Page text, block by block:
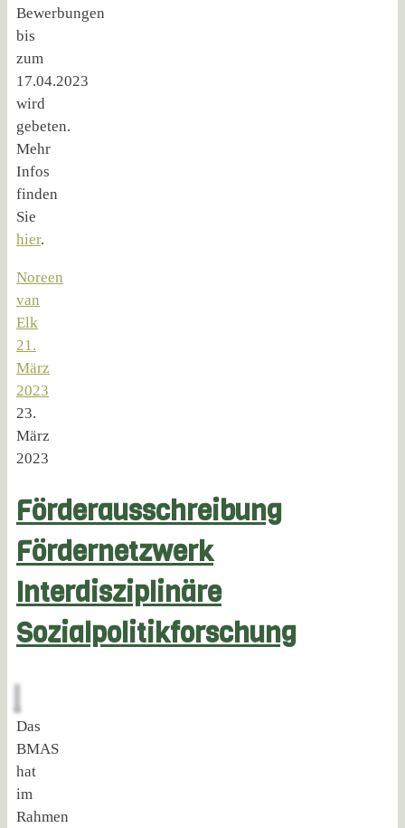
Bewerbungen
bis
zum
17.04.2023
wird
gebeten.
Mehr
Infos
finden
Sie
hier.
Noreen
van
Elk
21.
März
2023
23.
März
2023
Förderausschreibung
Fördernetzwerk
Interdisziplinäre
Sozialpolitikforschung
Das
BMAS
hat
im
Rahmen